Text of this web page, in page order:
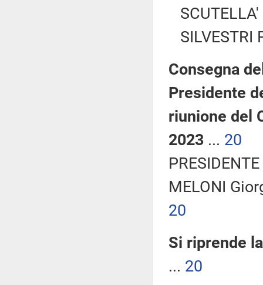
Consegna
Presidente
riunione del
2023 ... 20
MELONI
20
Si riprende
... 20